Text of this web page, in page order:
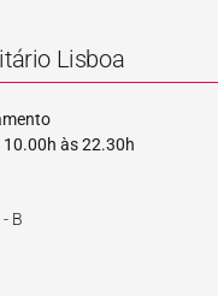
Lisboa
10.00h às 22.30h
B